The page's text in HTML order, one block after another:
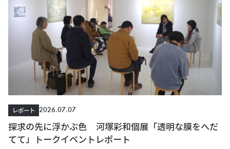
レポート
2026.07.07
探求の先に浮かぶ色 河塚彩和個展「透明な膜をへだ
てて」トークイベントレポート